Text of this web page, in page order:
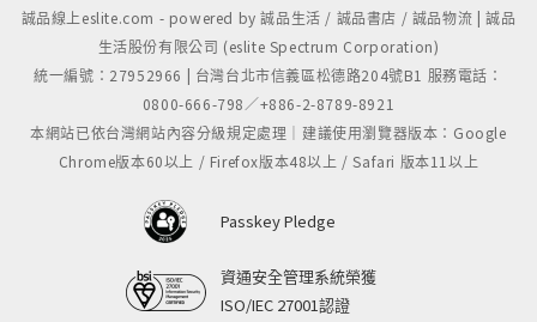
誠品線上eslite.com - powered by 誠品生活 / 誠品書店 / 誠品物流 | 誠品
生活股份有限公司 (eslite Spectrum Corporation)
統一編號：27952966 | 台灣台北市信義區松德路204號B1 服務電話：
0800-666-798／+886-2-8789-8921
本網站已依台灣網站內容分級規定處理｜建議使用瀏覽器版本：Google
Chrome版本60以上 / Firefox版本48以上 / Safari 版本11以上
Passkey Pledge
資通安全管理系統榮獲
ISO/IEC 27001認證